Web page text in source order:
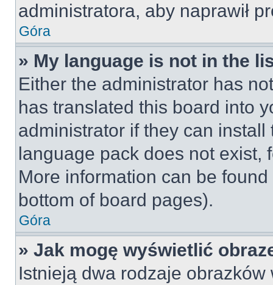
administratora, aby naprawił
Góra
» My language is not in the
Either the administrator has
has translated this board into
administrator if they can
language pack does not exist,
More information can be
bottom of board pages).
Góra
» Jak mogę wyświetlić
Istnieją dwa rodzaje